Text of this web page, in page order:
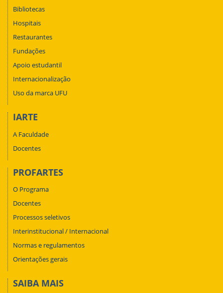
Bibliotecas
Hospitais
Restaurantes
Fundações
Apoio estudantil
Internacionalização
Uso da marca UFU
IARTE
A Faculdade
Docentes
PROFARTES
O Programa
Docentes
Processos seletivos
Interinstitucional / Internacional
Normas e regulamentos
Orientações gerais
SAIBA MAIS